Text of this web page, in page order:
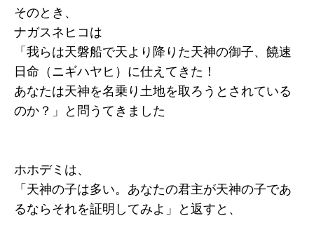
そのとき、
ナガスネヒコは
「我らは天磐船で天より降りた天神の御子、饒速
日命（ニギハヤヒ）に仕えてきた！
あなたは天神を名乗り土地を取ろうとされている
のか？」と問うてきました
ホホデミは、
「天神の子は多い。あなたの君主が天神の子であ
るならそれを証明してみよ」と返すと、